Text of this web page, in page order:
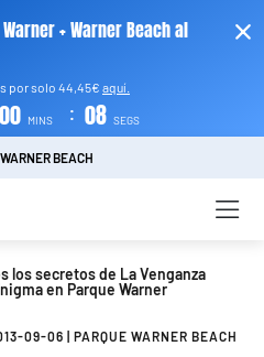
+ Warner Beach al
por solo 44,45€ aquí.
00 MINS : 07 SEGS
BEACH
los secretos de La Venganza
en Parque Warner
09-06 PARQUE WARNER BEACH